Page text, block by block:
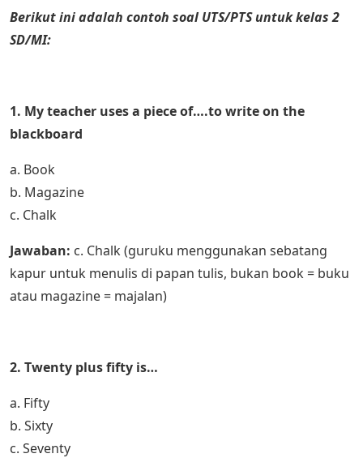
Berikut ini adalah contoh soal UTS/PTS untuk kelas 2
SD/MI:
1. My teacher uses a piece of….to write on the
blackboard
a. Book
b. Magazine
c. Chalk
Jawaban: c. Chalk (guruku menggunakan sebatang
kapur untuk menulis di papan tulis, bukan book = buku
atau magazine = majalan)
2. Twenty plus fifty is…
a. Fifty
b. Sixty
c. Seventy